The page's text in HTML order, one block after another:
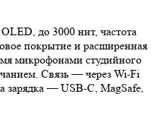
до 3000 нит, частота
покрытие и расширенная
микрофонами студийного
Связь — через Wi-Fi
зарядка — USB-C, MagSafe,